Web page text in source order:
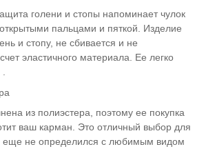
голени и стопы напоминает чулок
пальцами и пяткой. Изделие
и стопу, не сбивается и не
эластичного материала. Ее легко
.
из полиэстера, поэтому ее покупка
ваш карман. Это отличный выбор для
еще не определился с любимым видом